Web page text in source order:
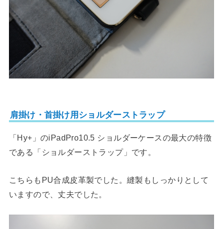
肩掛け・首掛け用ショルダーストラップ
「Hy+」のiPadPro10.5 ショルダーケースの最大の特徴
である「ショルダーストラップ」です。
こちらもPU合成皮革製でした。縫製もしっかりとして
いますので、丈夫でした。